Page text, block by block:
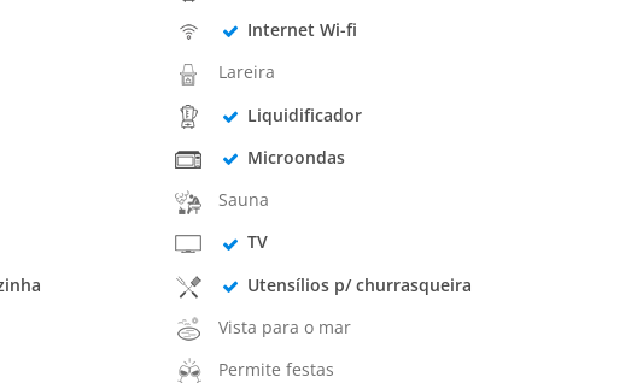
Internet Wi-fi
Lareira
Liquidificador
Microondas
Sauna
TV
Utensílios p/ churrasqueira
Vista para o mar
Permite festas